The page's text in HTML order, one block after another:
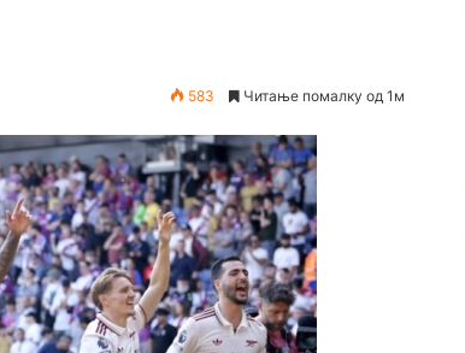
583 Читање помалку од 1м